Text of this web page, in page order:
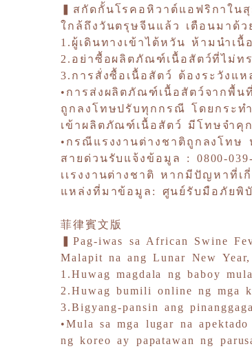
▍สกัดกั้นโรคอหิวาต์แอฟริกาในสุ
ใกล้ถึงวันตรุษจีนแล้ว เตือนมาด้ว
1.ผู้เดินทางเข้าไต้หวัน ห้ามนำเ
2.อย่าซื้อผลิตภัณฑ์เนื้อสัตว์ที่ไม่ท
3.การสั่งซื้อเนื้อสัตว์ ต้องระวังแห
•การส่งผลิตภัณฑ์เนื้อสัตว์จากพื้น
ถูกลงโทษปรับทุกกรณี โดยกระท
เข้าผลิตภัณฑ์เนื้อสัตว์ มีโทษจำคุ
•กรณีแรงงานต่างชาติถูกลงโทษ
สายด่วนรับแจ้งข้อมูล : 0800-039-
เเรงงานต่างชาติ หากมีปัญหาที่เ
แหล่งที่มาข้อมูล: ศูนย์รับมือภัยพิบั
菲律賓文版
▍Pag-iwas sa African Swine
Malapit na ang Lunar New
1.Huwag magdala ng baboy
2.Huwag bumili online ng mga
3.Bigyang-pansin ang
•Mula sa mga lugar na
ng koreo ay papatawan ng